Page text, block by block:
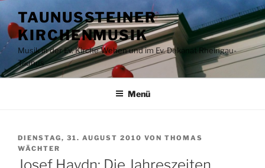
Inhalt
springen
TAUNUSSTEINER
KIRCHENMUSIK
Musik in der Ev. Kirche Wehen und im Ev. Dekanat Rheingau-
Taunus
Menü
VERÖFFENTLICHT
AM
DIENSTAG, 31. AUGUST 2010 VON THOMAS
WÄCHTER